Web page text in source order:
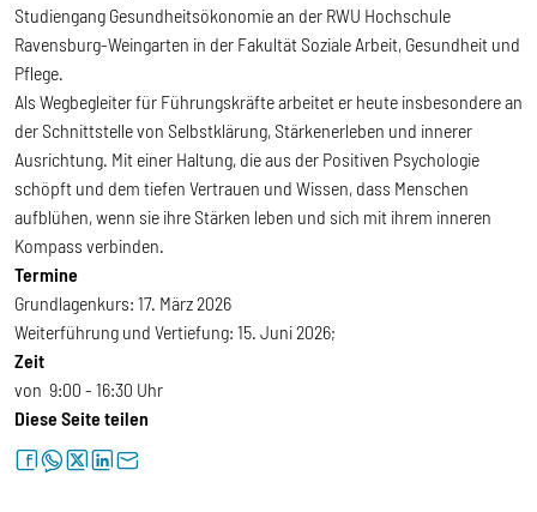
Studiengang Gesundheitsökonomie an der RWU Hochschule
Ravensburg-Weingarten in der Fakultät Soziale Arbeit, Gesundheit und
Pflege.
Als Wegbegleiter für Führungskräfte arbeitet er heute insbesondere an
der Schnittstelle von Selbstklärung, Stärkenerleben und innerer
Ausrichtung. Mit einer Haltung, die aus der Positiven Psychologie
schöpft und dem tiefen Vertrauen und Wissen, dass Menschen
aufblühen, wenn sie ihre Stärken leben und sich mit ihrem inneren
Kompass verbinden.
Termine
Grundlagenkurs: 17. März 2026
Weiterführung und Vertiefung: 15. Juni 2026;
Zeit
von 9:00 - 16:30 Uhr
Diese Seite teilen
facebookwhatsapptwitterlinkedinletter